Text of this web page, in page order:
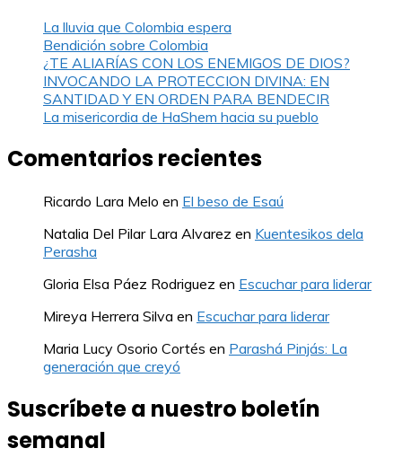
La lluvia que Colombia espera
Bendición sobre Colombia
¿TE ALIARÍAS CON LOS ENEMIGOS DE DIOS?
INVOCANDO LA PROTECCION DIVINA: EN
SANTIDAD Y EN ORDEN PARA BENDECIR
La misericordia de HaShem hacia su pueblo
Comentarios recientes
Ricardo Lara Melo en El beso de Esaú
Natalia Del Pilar Lara Alvarez en Kuentesikos dela
Perasha
Gloria Elsa Páez Rodriguez en Escuchar para liderar
Mireya Herrera Silva en Escuchar para liderar
Maria Lucy Osorio Cortés en Parashá Pinjás: La
generación que creyó
Suscríbete a nuestro boletín
semanal